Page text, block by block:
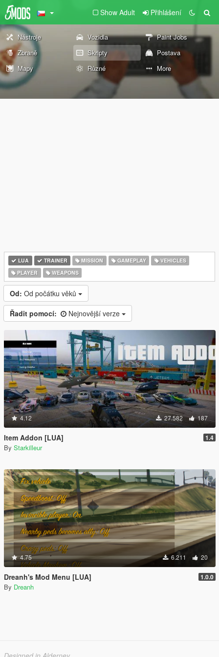
Show Adult Přihlášení
Nástroje Vozidla
Paint Jobs
Zbraně
Skripty
Postava
Mapy
Různé More
LUA TRAINER MISSION GAMEPLAY
VEHICLES
PLAYER
WEAPONS
Od: Od počátku věků
Řadit pomocí: Nejnovější verze
4.12 27.582 187
Item Addon [LUA] 1.4
By Starkilleur
4.75 6.211 20
Dreanh's Mod Menu [LUA] 1.0.0
By Dreanh